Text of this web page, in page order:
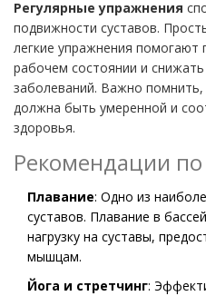
Регулярные упражнения
подвижности суставов.
легкие упражнения помогают
рабочем состоянии и
заболеваний. Важно помнить,
должна быть умеренной и
здоровья.
Рекомендации
Плавание: Одно из
суставов. Плавание в
нагрузку на суставы,
мышцам.
Йога и стретчинг: